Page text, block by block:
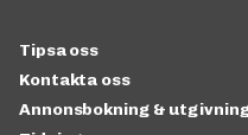
Tipsa oss
Kontakta oss
Annonsbokning &